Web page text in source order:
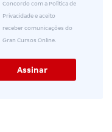
Concordo com a Política de
Privacidade e aceito
receber comunicações do
Gran Cursos Online.